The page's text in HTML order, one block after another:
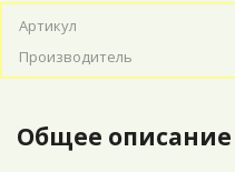
Артикул
Производитель
Общее описание